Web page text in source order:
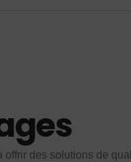
offrir des solutions de